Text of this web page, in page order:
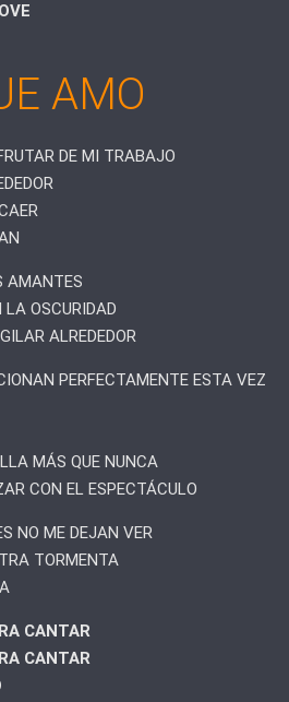
AMO
DE MI TRABAJO
AMANTES
LA OSCURIDAD
ALREDEDOR
PERFECTAMENTE ESTA VEZ
MÁS QUE NUNCA
CON EL ESPECTÁCULO
NO ME DEJAN VER
TORMENTA
CANTAR
CANTAR